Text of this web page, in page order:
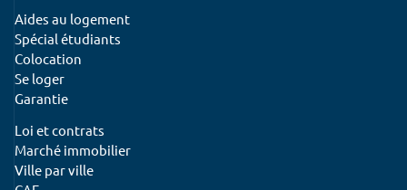
Aides au logement
Spécial étudiants
Colocation
Se loger
Garantie
Loi et contrats
Marché immobilier
Ville par ville